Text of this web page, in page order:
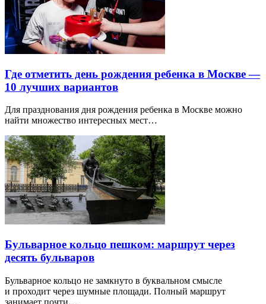
Где отметить день рождения ребенка в Москве —
10 лучших вариантов
Для празднования дня рождения ребенка в Москве можно
найти множество интересных мест…
Бульварное кольцо пешком: маршрут через
десять бульваров
Бульварное кольцо не замкнуто в буквальном смысле
и проходит через шумные площади. Полный маршрут
занимает почти…